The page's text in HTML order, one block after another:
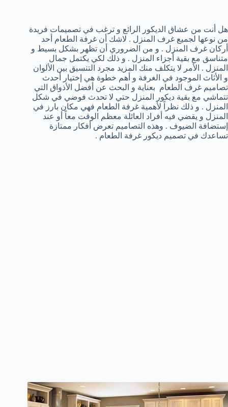
هل أنت من عشاق الديكور الرائع و ترغب في تصميمات فريدة
من نوعها لجميع غرف المنزل . لاشك أن غرفة الطعام أحد
أركان غرف المنزل . و من الضروري أن تظهر بشكل بسيط و
متناسق مع بقية أجزاء المنزل . و ذلك لكي يكتمل جمال
المنزل . الأمر لا يتكلف منك المزيد مجرد التنسيق بين الألوان
و الأثاث الموجود في الغرفة و أهم خطوة هي إختيار أحدث
تصاميم غرف الطعام بعناية و البحث عن أفضل الأذواق التي
تتماشي مع بقية ديكور المنزل حتي لا تحدث فوضي في شكل
المنزل . و ذلك نظراً لأهمية غرفة الطعام فهي مكان بارز في
المنزل و يقضي فيه أفراد العائلة معظم الوقت معاً أو عند
إستضافة الضيوف . وهذه التصاميم تعرض أفكار ممتازة
تساعدك في تصميم ديكور غرفة الطعام .